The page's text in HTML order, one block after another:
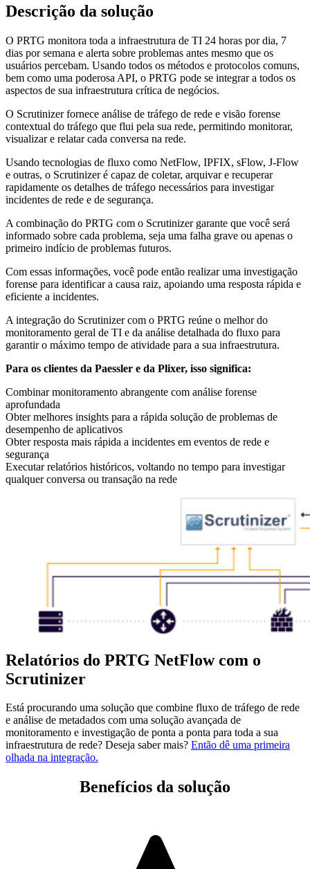
Descrição da solução
O PRTG monitora toda a infraestrutura de TI 24 horas por dia, 7
dias por semana e alerta sobre problemas antes mesmo que os
usuários percebam. Usando todos os métodos e protocolos comuns,
bem como uma poderosa API, o PRTG pode se integrar a todos os
aspectos de sua infraestrutura crítica de negócios.
O Scrutinizer fornece análise de tráfego de rede e visão forense
contextual do tráfego que flui pela sua rede, permitindo monitorar,
visualizar e relatar cada conversa na rede.
Usando tecnologias de fluxo como NetFlow, IPFIX, sFlow, J-Flow
e outras, o Scrutinizer é capaz de coletar, arquivar e recuperar
rapidamente os detalhes de tráfego necessários para investigar
incidentes de rede e de segurança.
A combinação do PRTG com o Scrutinizer garante que você será
informado sobre cada problema, seja uma falha grave ou apenas o
primeiro indício de problemas futuros.
Com essas informações, você pode então realizar uma investigação
forense para identificar a causa raiz, apoiando uma resposta rápida e
eficiente a incidentes.
A integração do Scrutinizer com o PRTG reúne o melhor do
monitoramento geral de TI e da análise detalhada do fluxo para
garantir o máximo tempo de atividade para a sua infraestrutura.
Para os clientes da Paessler e da Plixer, isso significa:
Combinar monitoramento abrangente com análise forense
aprofundada
Obter melhores insights para a rápida solução de problemas de
desempenho de aplicativos
Obter resposta mais rápida a incidentes em eventos de rede e
segurança
Executar relatórios históricos, voltando no tempo para investigar
qualquer conversa ou transação na rede
Relatórios do PRTG NetFlow com o
Scrutinizer
Está procurando uma solução que combine fluxo de tráfego de rede
e análise de metadados com uma solução avançada de
monitoramento e investigação de ponta a ponta para toda a sua
infraestrutura de rede? Deseja saber mais? Então dê uma primeira
olhada na integração.
Benefícios da solução